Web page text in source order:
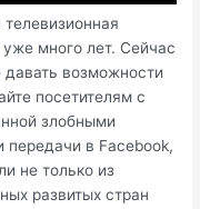
телевизионная
много лет. Сейчас
возможности
посетителям с
злобными
передачи в Facebook,
не только из
развитых стран